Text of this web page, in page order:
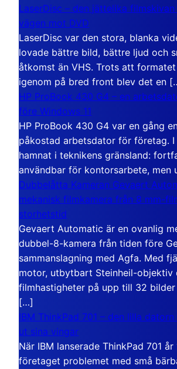
LaserDisc – den jättelika
vägen mot DVD
LaserDisc var den stora, blanka
lovade bättre bild, bättre ljud och
åtkomst än VHS. Trots att
igenom på bred front blev det en
HP ProBook 430 G4 – en
före Windows 11
HP ProBook 430 G4 var en gång
påkostad arbetsdator för företag. I
hamnat i teknikens gränsland:
användbar för kontorsarbete, men
Dubbelåtta Kameran Gevaert
mekanisk filmkamera från 8 mm-
storhetstid
Gevaert Automatic är en ovanlig
dubbel-8-kamera från tiden före
sammanslagning med Agfa. Med
motor, utbytbart Steinheil-objektiv
filmhastigheter på upp till 32
[…]
IBM ThinkPad 701 – den lilla
ut sina vingar
När IBM lanserade ThinkPad 701
företaget problemet med små